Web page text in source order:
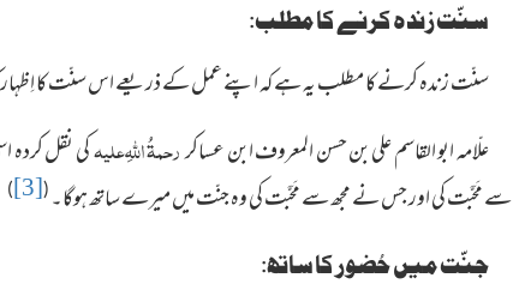
سنّت زندہ کرنے کا مطلب:
سنّت زندہ کرنے کا مطلب یہ ہے کہ اپنے عمل کے ذریعے اس سنّت کا اِظہار
علّامہ ابو القاسم علی بن حسن المعروف ابن عساکررحمۃُ اللہِ علیہکی نقل
سے مَحَبَّت کی اور جس نے مجھ سے مَحَبَّت کی وہ جنّت میں میرے ساتھ ہوگا۔ (
[3]
)
جنّت میں حُضور کا ساتھ: